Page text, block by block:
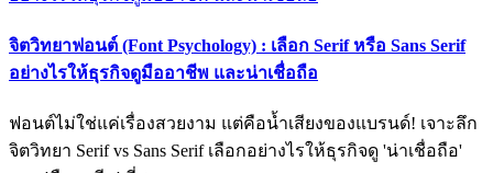
จิตวิทยาฟอนต์ (Font Psychology) : เลือก Serif หรือ Sans Serif
อย่างไรให้ธุรกิจดูมืออาชีพ และน่าเชื่อถือ
ฟอนต์ไม่ใช่แค่เรื่องสวยงาม แต่คือน้ำเสียงของแบรนด์! เจาะลึก
จิตวิทยา Serif vs Sans Serif เลือกอย่างไรให้ธุรกิจดู 'น่าเชื่อถือ'